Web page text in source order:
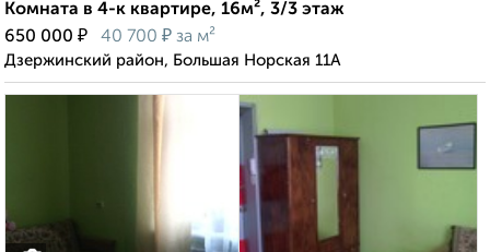
Комната в 4-к квартире, 16м², 3/3 этаж
650 000 ₽ 40 700 ₽ за м²
Дзержинский район, Большая Норская 11А